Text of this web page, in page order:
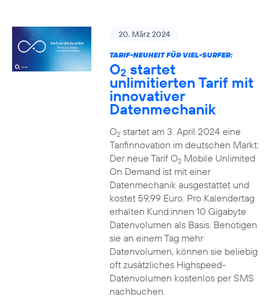
20. März 2024
TARIF-NEUHEIT FÜR VIEL-SURFER:
O2 startet
unlimitierten Tarif mit
innovativer
Datenmechanik
O2startet am 3. April 2024 eine
Tarifinnovation im deutschen Markt:
Der neue Tarif O2Mobile Unlimited
On Demand ist mit einer
Datenmechanik ausgestattet und
kostet 59,99 Euro. Pro Kalendertag
erhalten Kund:innen 10 Gigabyte
Datenvolumen als Basis. Benötigen
sie an einem Tag mehr
Datenvolumen, können sie beliebig
oft zusätzliches Highspeed-
Datenvolumen kostenlos per SMS
nachbuchen.